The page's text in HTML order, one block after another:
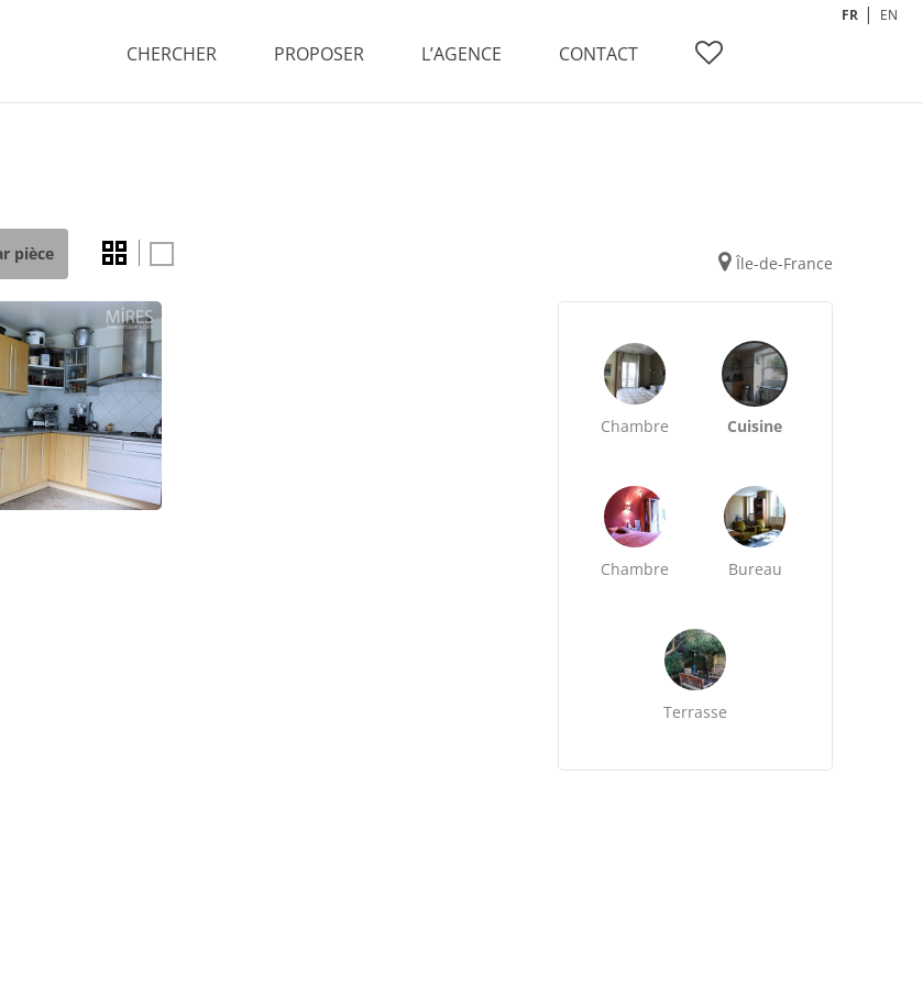
CHERCHER PROPOSER L’AGENCE CONTACT
FR EN
pièce Île-de-France
Chambre Cuisine
Chambre Bureau
Terrasse